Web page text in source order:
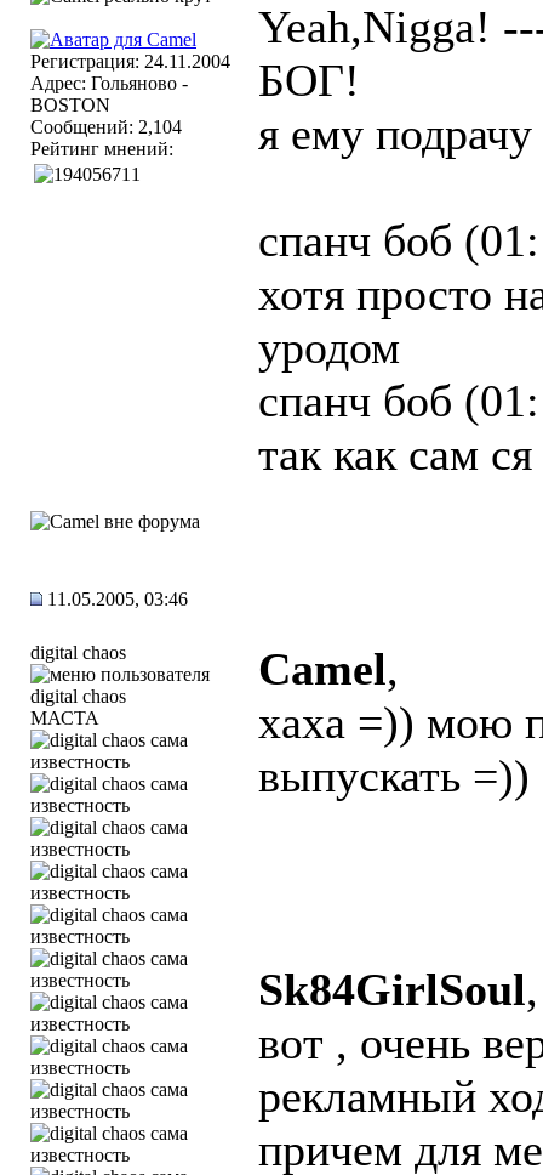
Регистрация: 24.11.2004
Адрес: Гольяново -
BOSTON
Сообщений: 2,104
Рейтинг мнений:
Yeah,Nigga!
БОГ!
я ему
спанч боб
хотя просто
уродом
спанч боб
так как сам
11.05.2005, 03:46
digital chaos
МАСТА
Camel,
хаха =)) мою
выпускать =))
Sk84GirlSoul,
вот , очень
рекламный
причем для